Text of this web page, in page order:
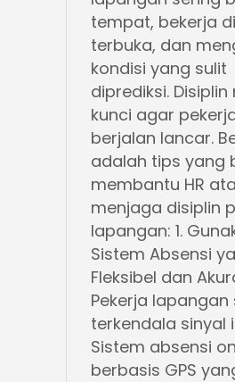
tempat, bekerja
terbuka, dan
kondisi yang sulit
diprediksi.
kunci agar
berjalan lancar.
adalah tips yang
membantu HR
menjaga disiplin
lapangan: 1.
Sistem Absensi
Fleksibel dan
Pekerja lapangan
terkendala sinyal
Sistem absensi
berbasis GPS